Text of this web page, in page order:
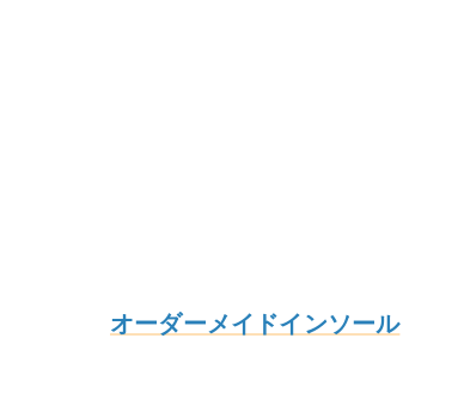
オーダーメイドインソール